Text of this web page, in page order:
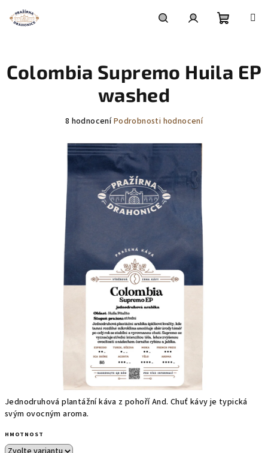
obsah
košík
Jednodruhová plantážní káva z pohoří And. Chuť kávy je typická
svým ovocným aroma.
HMOTNOST
Colombia Supremo Huila EP
washed
Průměrné
produktu
je
z
5
hvězdiček.
8 hodnoceníPodrobnosti hodnocení